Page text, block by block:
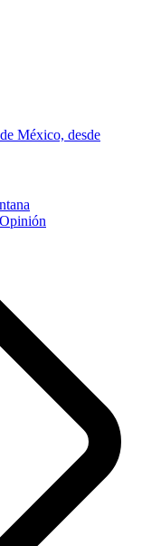
México, desde
Opinión